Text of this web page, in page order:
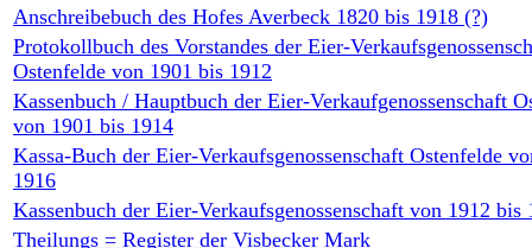
Anschreibebuch des Hofes Averbeck 1820 bis 1918 (?)
Protokollbuch des Vorstandes der Eier-
Ostenfelde von 1901 bis 1912
Kassenbuch / Hauptbuch der Eier-Verkaufgenossenschaft
von 1901 bis 1914
Kassa-Buch der Eier-Verkaufsgenossenschaft Ostenfelde
1916
Kassenbuch der Eier-Verkaufsgenossenschaft von 1912 bis
Theilungs = Register der Visbecker Mark